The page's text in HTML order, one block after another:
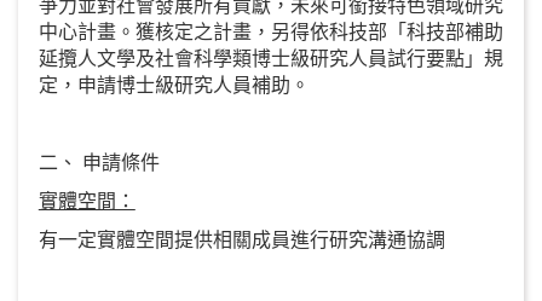
中心計畫。獲核定之計畫，另得依科技部「科技部補助
延攬人文學及社會科學類博士級研究人員試行要點」規
定，申請博士級研究人員補助。
二、 申請條件
實體空間：
有一定實體空間提供相關成員進行研究溝通協調